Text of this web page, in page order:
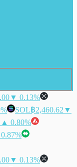
▼ 0.13%
SOL฿2,460.62 ▼
▲ 0.80%
▼ 0.13%